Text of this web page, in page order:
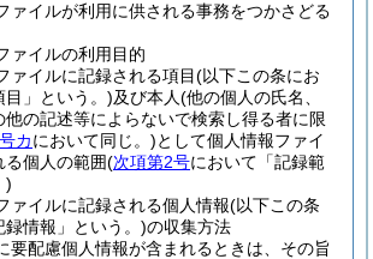
ァイルが利用に供される事務をつかさどる
ァイルの利用目的
ァイルに記録される項目(以下この条にお
目」という。)及び本人(他の個人の氏名、
他の記述等によらないで検索し得る者に限
カにおいて同じ。)として個人情報ファイ
る個人の範囲(次項第2号において「記録範
)
ァイルに記録される個人情報(以下この条
録情報」という。)の収集方法
要配慮個人情報が含まれるときは、その旨